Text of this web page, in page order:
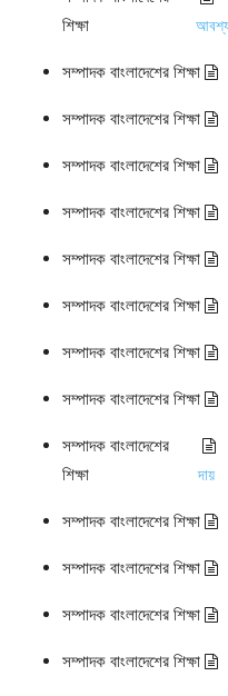
শিক্ষা
সম্পাদক বাংলাদেশের শিক্ষা
সম্পাদক বাংলাদেশের শিক্ষা
সম্পাদক বাংলাদেশের শিক্ষা
সম্পাদক বাংলাদেশের শিক্ষা
সম্পাদক বাংলাদেশের শিক্ষা
সম্পাদক বাংলাদেশের শিক্ষা
সম্পাদক বাংলাদেশের শিক্ষা
সম্পাদক বাংলাদেশের শিক্ষা
সম্পাদক বাংলাদেশের
শিক্ষা
দায়
সম্পাদক বাংলাদেশের শিক্ষা
সম্পাদক বাংলাদেশের শিক্ষা
সম্পাদক বাংলাদেশের শিক্ষা
সম্পাদক বাংলাদেশের শিক্ষা